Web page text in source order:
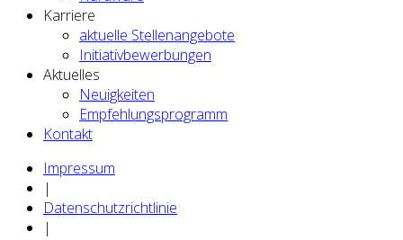
Karriere
aktuelle Stellenangebote
Initiativbewerbungen
Aktuelles
Neuigkeiten
Empfehlungsprogramm
Kontakt
Impressum
|
Datenschutzrichtlinie
|